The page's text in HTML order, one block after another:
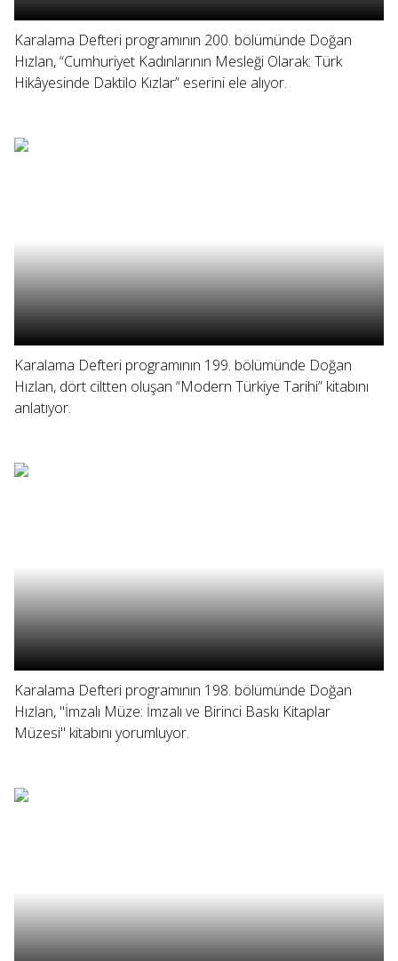
Karalama Defteri programının 200. bölümünde Doğan
Hızlan, “Cumhuriyet Kadınlarının Mesleği Olarak: Türk
Hikâyesinde Daktilo Kızlar” eserini ele alıyor.
Karalama Defteri programının 199. bölümünde Doğan
Hızlan, dört ciltten oluşan “Modern Türkiye Tarihi” kitabını
anlatıyor.
Karalama Defteri programının 198. bölümünde Doğan
Hızlan, "İmzalı Müze: İmzalı ve Birinci Baskı Kitaplar
Müzesi" kitabını yorumluyor.